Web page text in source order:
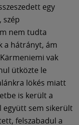
egy
szép
nem tudta
a hátrányt, ám
vak
ütközte le
lökés miatt
is került a
együtt sem sikerült
felszabadul a